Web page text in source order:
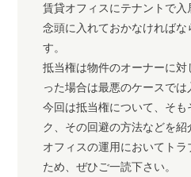
賃貸オフィスにテナントで
念頭に入れておかなければ
す。
抵当権は物件のオーナーに
った場合は最悪のケースでは
今回は抵当権について、そ
ク、その回避の方法などを紹
オフィスの運用においてト
ため、ぜひご一読下さい。